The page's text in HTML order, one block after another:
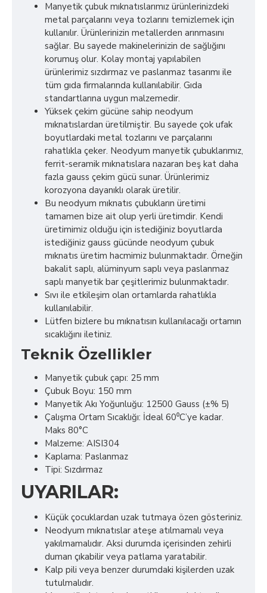
Manyetik çubuk mıknatıslarımız ürünlerinizdeki
metal parçalarını veya tozlarını temizlemek için
kullanılır. Ürünlerinizin metallerden arınmasını
sağlar. Bu sayede makinelerinizin de sağlığını
korumuş olur. Kolay montaj yapılabilen
ürünlerimiz sızdırmaz ve paslanmaz tasarımı ile
tüm gıda firmalarında kullanılabilir. Gıda
standartlarına uygun malzemedir.
Yüksek çekim gücüne sahip neodyum
mıknatıslardan üretilmiştir. Bu sayede çok ufak
boyutlardaki metal tozlarını ve parçalarını
rahatlıkla çeker. Neodyum manyetik çubuklarımız,
ferrit-seramik mıknatıslara nazaran beş kat daha
fazla gauss çekim gücü sunar. Ürünlerimiz
korozyona dayanıklı olarak üretilir.
Bu neodyum mıknatıs çubukların üretimi
tamamen bize ait olup yerli üretimdir. Kendi
üretimimiz olduğu için istediğiniz boyutlarda
istediğiniz gauss gücünde neodyum çubuk
mıknatıs üretim hacmimiz bulunmaktadır. Örneğin
bakalit saplı, alüminyum saplı veya paslanmaz
saplı manyetik bar çeşitlerimiz bulunmaktadır.
Sıvı ile etkileşim olan ortamlarda rahatlıkla
kullanılabilir.
Lütfen bizlere bu mıknatısın kullanılacağı ortamın
sıcaklığını iletiniz.
Teknik Özellikler
Manyetik çubuk çapı: 25 mm
Çubuk Boyu: 150 mm
Manyetik Akı Yoğunluğu: 12500 Gauss (±% 5)
Çalışma Ortam Sıcaklığı: İdeal 60⁰C’ye kadar.
Maks 80°C
Malzeme: AISI304
Kaplama: Paslanmaz
Tipi: Sızdırmaz
UYARILAR:
Küçük çocuklardan uzak tutmaya özen gösteriniz.
Neodyum mıknatıslar ateşe atılmamalı veya
yakılmamalıdır. Aksi durumda içerisinden zehirli
duman çıkabilir veya patlama yaratabilir.
Kalp pili veya benzer durumdaki kişilerden uzak
tutulmalıdır.